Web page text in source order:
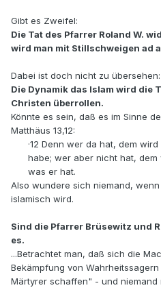
Gibt es Zweifel:
Die Tat des Pfarrer Roland W.
wird man mit Stillschweigen ad
Dabei ist doch nicht zu übersehen:
Die Dynamik das Islam wird die
Christen überrollen.
Könnte es sein, daß es im Sinne
Matthäus 13,12:
·12 Denn wer da hat, dem
habe; wer aber nicht hat,
was er hat.
Also wundere sich niemand,
islamisch wird.
Sind die Pfarrer Brüsewitz und
es.
...Betrachtet man, daß sich die
Bekämpfung von
Märtyrer schaffen" - und niemand